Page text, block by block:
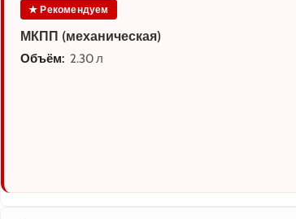
★ Рекомендуем
МКПП (механическая)
Объём: 2.30 л